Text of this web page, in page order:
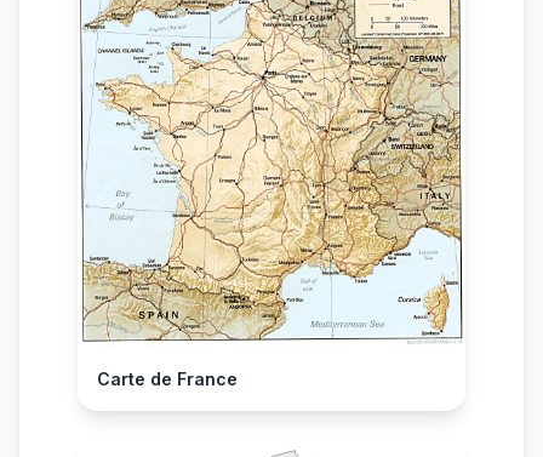
Carte de France